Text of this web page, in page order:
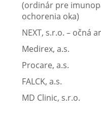
(ordinár pre
ochorenia oka)
NEXT, s.r.o. – očná
Medirex, a.s.
Procare, a.s.
FALCK, a.s.
MD Clinic, s.r.o.